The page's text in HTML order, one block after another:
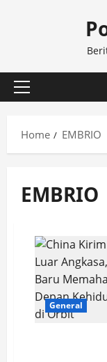
Primary
Home
EMBRIO
EMBRIO
General